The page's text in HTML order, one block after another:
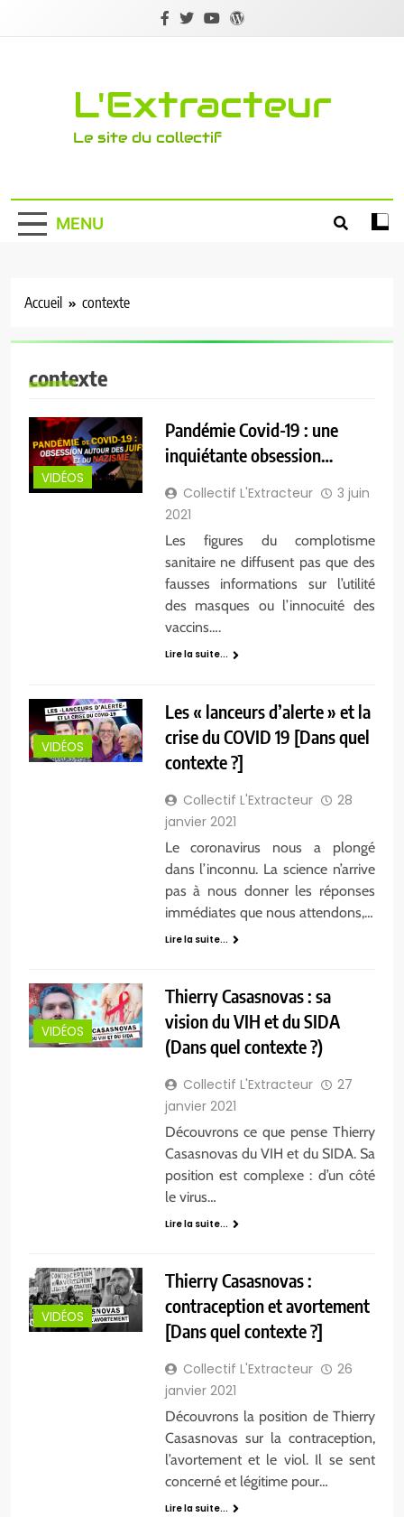
L'Extracteur
Le site du collectif
MENU
Accueil contexte
contexte
VIDÉOS
Pandémie Covid-19 : une
inquiétante obsession…
Collectif L'Extracteur
3 juin
2021
Les figures du complotisme
sanitaire ne diffusent pas que des
fausses informations sur l’utilité
des masques ou l’innocuité des
vaccins….
Lire la suite...
VIDÉOS
Les « lanceurs d’alerte » et la
crise du COVID 19 [Dans quel
contexte ?]
Collectif L'Extracteur
28
janvier 2021
Le coronavirus nous a plongé
dans l’inconnu. La science n’arrive
pas à nous donner les réponses
immédiates que nous attendons,…
Lire la suite...
VIDÉOS
Thierry Casasnovas : sa
vision du VIH et du SIDA
(Dans quel contexte ?)
Collectif L'Extracteur
27
janvier 2021
Découvrons ce que pense Thierry
Casasnovas du VIH et du SIDA. Sa
position est complexe : d’un côté
le virus…
Lire la suite...
VIDÉOS
Thierry Casasnovas :
contraception et avortement
[Dans quel contexte ?]
Collectif L'Extracteur
26
janvier 2021
Découvrons la position de Thierry
Casasnovas sur la contraception,
l’avortement et le viol. Il se sent
concerné et légitime pour…
Lire la suite...